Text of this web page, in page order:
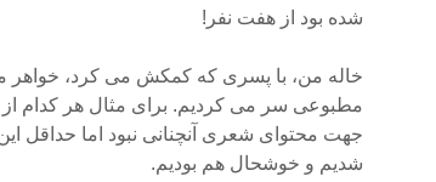
شده بود از هفت نفر!
خاله من، با پسری که کمکش می کرد،
مطبوعی سر می کردیم. برای مثال هر کدام از
جهت محتوای شعری آنچنانی نبود اما حداقل
شدیم و خوشحال هم بودیم.